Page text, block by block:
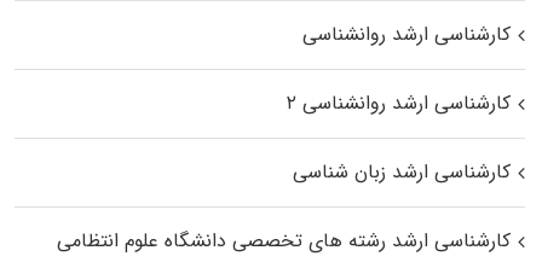
کارشناسی ارشد روانشناسی
کارشناسی ارشد روانشناسی ۲
کارشناسی ارشد زبان شناسی
کارشناسی ارشد رﺷﺘﻪ ﻫﺎی تخصصی داﻧﺸﮕﺎه ﻋﻠﻮم انتظامی